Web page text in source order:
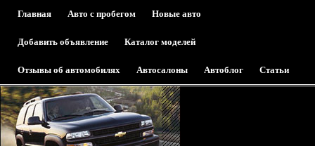
Главная Авто с пробегом Новые авто
Добавить объявление Каталог моделей
Отзывы об автомобилях Автосалоны Автоблог Статьи